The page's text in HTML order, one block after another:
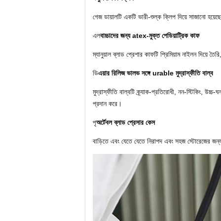
গেজ ডায়ালটি একটি ভারী-শুল্ক ক্লিপ দিয়ে সাজানো
এলবাচ্চাদের জন্য atex-মুক্ত পেডিয়াট্রিক কাফ
ম্যানুয়াল ব্লাড প্রেশার কাফটি প্রিমিয়াম নাইলন দিয়ে
ডিএয়ার রিলিজ ভালভ সঙ্গে urable মুদ্রাস্ফীতি বাল্ব
মুদ্রাস্ফীতি বাল্বটি ক্র্যাক-প্রতিরোধী, নন-স্টিকিং,
প্রদান করে।
পৃঅর্টেবল ব্লাড প্রেসার কেস
বাড়িতে এবং যেতে যেতে নিরাপদ এবং সহজ স্টোরেজের